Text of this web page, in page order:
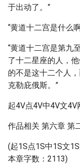
于出动了。”
“黄道十二宫是什么
“黄道十二宫是第九
了十二星座的人，
的不是这十二个人
克勒庇俄斯。”
起4V点4V中4V文
作品相关 第六章 第
(起1S点1S中1S文
本章字数：2113)